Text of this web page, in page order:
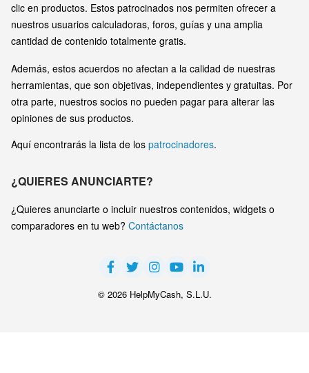
clic en productos. Estos patrocinados nos permiten ofrecer a
nuestros usuarios calculadoras, foros, guías y una amplia
cantidad de contenido totalmente gratis.
Además, estos acuerdos no afectan a la calidad de nuestras
herramientas, que son objetivas, independientes y gratuitas. Por
otra parte, nuestros socios no pueden pagar para alterar las
opiniones de sus productos.
Aquí encontrarás la lista de los patrocinadores.
¿QUIERES ANUNCIARTE?
¿Quieres anunciarte o incluir nuestros contenidos, widgets o
comparadores en tu web? Contáctanos
© 2026 HelpMyCash, S.L.U.